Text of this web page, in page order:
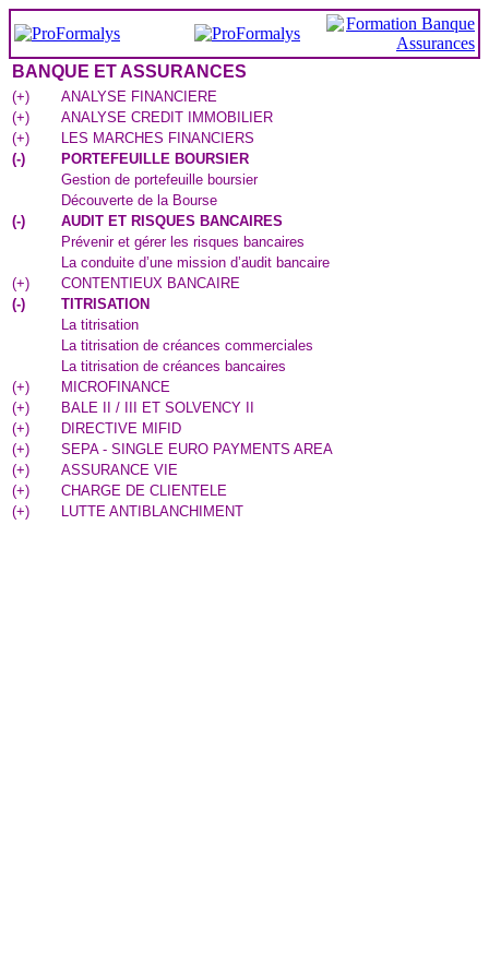
BANQUE ET ASSURANCES
(+)
ANALYSE FINANCIERE
(+)
ANALYSE CREDIT IMMOBILIER
(+)
LES MARCHES FINANCIERS
(-)
PORTEFEUILLE BOURSIER
Gestion de portefeuille boursier
Découverte de la Bourse
(-)
AUDIT ET RISQUES BANCAIRES
Prévenir et gérer les risques bancaires
La conduite d’une mission d’audit bancaire
(+)
CONTENTIEUX BANCAIRE
(-)
TITRISATION
La titrisation
La titrisation de créances commerciales
La titrisation de créances bancaires
(+)
MICROFINANCE
(+)
BALE II / III ET SOLVENCY II
(+)
DIRECTIVE MIFID
(+)
SEPA - SINGLE EURO PAYMENTS AREA
(+)
ASSURANCE VIE
(+)
CHARGE DE CLIENTELE
(+) LUTTE ANTIBLANCHIMENT